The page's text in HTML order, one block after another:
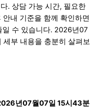
. 상담 가능 시간, 필요한
내 기준을 함께 확인하면
일 수 있습니다. 2026년07
부 내용을 충분히 살펴보
년07월07일 15시43분